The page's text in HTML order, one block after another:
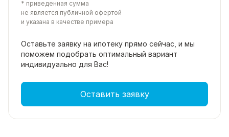
романтических
прогулок!
Квартира:
Уютная
готовая
заселению
🏡.
* приведенная сумма
не является публичной офертой
и указана в качестве примера
Оставьте заявку на ипотеку прямо сейчас, и мы
поможем подобрать оптимальный вариант
индивидуально для Вас!
Оставить заявку